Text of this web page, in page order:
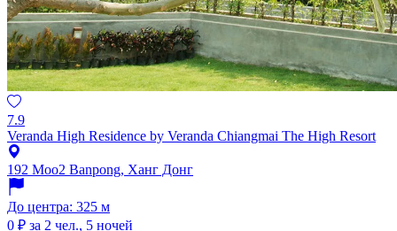
7.9
Veranda High Residence by Veranda Chiangmai The High Resort
192 Moo2 Banpong, Ханг Донг
До центра: 325 м
0 ₽ за 2 чел., 5 ночей